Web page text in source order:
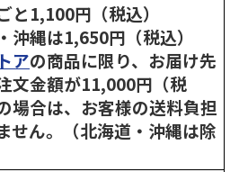
と1,100円（税込）
縄は1,650円（税込）
アの商品に限り、お届け先
文金額が11,000円（税
場合は、お客様の送料負担
せん。（北海道・沖縄は除